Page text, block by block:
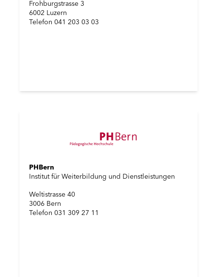
Frohburgstrasse 3
6002 Luzern
Telefon 041 203 03 03
PHBern
Institut für Weiterbildung und Dienstleistungen
Weltistrasse 40
3006 Bern
Telefon 031 309 27 11